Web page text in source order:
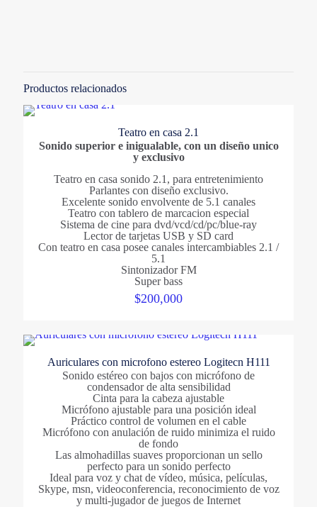
OPEN Accesorios
Productos relacionados
Teatro en casa 2.1
Sonido superior e inigualable, con un diseño unico
y exclusivo
Teatro en casa sonido 2.1, para entretenimiento
Parlantes con diseño exclusivo.
Excelente sonido envolvente de 5.1 canales
Teatro con tablero de marcacion especial
Sistema de cine para dvd/vcd/cd/pc/blue-ray
Lector de tarjetas USB y SD card
Con teatro en casa posee canales intercambiables 2.1 /
5.1
Sintonizador FM
Super bass
$200,000
Auriculares con microfono estereo Logitecn H111
Sonido estéreo con bajos con micrófono de
condensador de alta sensibilidad
Cinta para la cabeza ajustable
Micrófono ajustable para una posición ideal
Práctico control de volumen en el cable
Micrófono con anulación de ruido minimiza el ruido
de fondo
Las almohadillas suaves proporcionan un sello
perfecto para un sonido perfecto
Ideal para voz y chat de vídeo, música, películas,
Skype, msn, videoconferencia, reconocimiento de voz
y multi-jugador de juegos de Internet